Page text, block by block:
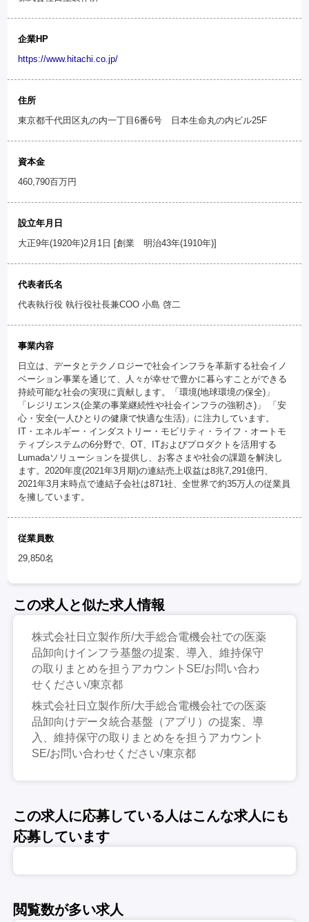
企業HP
https://www.hitachi.co.jp/
住所
東京都千代田区丸の内一丁目6番6号 日本生命丸の内ビル25F
資本金
460,790百万円
設立年月日
大正9年(1920年)2月1日 [創業 明治43年(1910年)]
代表者氏名
代表執行役 執行役社長兼COO 小島 啓二
事業内容
日立は、データとテクノロジーで社会インフラを革新する社会イノ
ベーション事業を通じて、人々が幸せで豊かに暮らすことができる
持続可能な社会の実現に貢献します。「環境(地球環境の保全)」
「レジリエンス(企業の事業継続性や社会インフラの強靭さ)」 「安
心・安全(一人ひとりの健康で快適な生活)」に注力しています。
IT・エネルギー・インダストリー・モビリティ・ライフ・オートモ
ティブシステムの6分野で、OT、ITおよびプロダクトを活用する
Lumadaソリューションを提供し、お客さまや社会の課題を解決し
ます。2020年度(2021年3月期)の連結売上収益は8兆7,291億円、
2021年3月末時点で連結子会社は871社、全世界で約35万人の従業員
を擁しています。
従業員数
29,850名
この求人と似た求人情報
株式会社日立製作所/大手総合電機会社での医薬
品卸向けインフラ基盤の提案、導入、維持保守
の取りまとめを担うアカウントSE/お問い合わ
せください/東京都
株式会社日立製作所/大手総合電機会社での医薬
品卸向けデータ統合基盤（アプリ）の提案、導
入、維持保守の取りまとめをを担うアカウント
SE/お問い合わせください/東京都
この求人に応募している人はこんな求人にも
応募しています
閲覧数が多い求人